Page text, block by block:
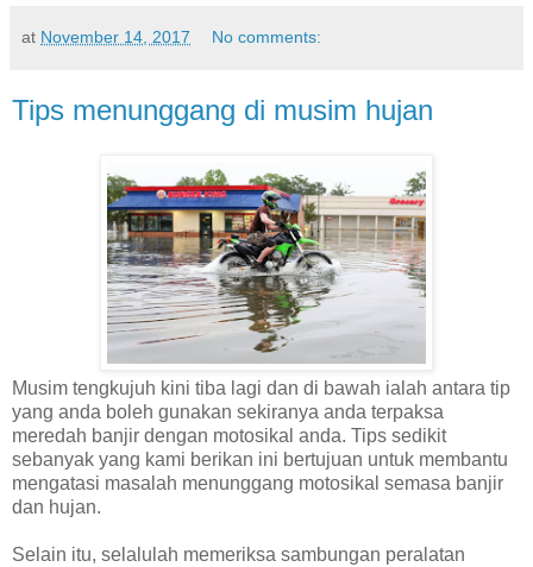
at November 14, 2017 No comments:
Tips menunggang di musim hujan
Musim tengkujuh kini tiba lagi dan di bawah ialah antara tip
yang anda boleh gunakan sekiranya anda terpaksa
meredah banjir dengan motosikal anda. Tips sedikit
sebanyak yang kami berikan ini bertujuan untuk membantu
mengatasi masalah menunggang motosikal semasa banjir
dan hujan.
Selain itu, selalulah memeriksa sambungan peralatan